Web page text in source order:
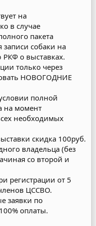
на
в случае
пакета
собаки на
РКФ о выставках.
только через
НОВОГОДНИЕ
полной
на момент
необходимых
скидка 100руб.
владельца (без
со второй и
регистрации от 5
ЦССВО.
заявки по
оплаты.